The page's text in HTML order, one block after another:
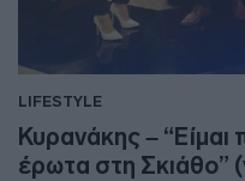
LIFESTYLE
Κυρανάκης – “Είμαι
έρωτα στη Σκιάθο”